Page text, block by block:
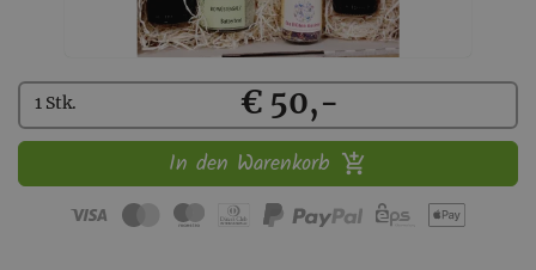
Kaufen
1 Stk. € 50,-
In den Warenkorb